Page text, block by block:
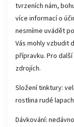
tvrzeních nám,
více informací o
nesmíme uvádět
Vás mohly vzbudit
přípravku. Pro
zdrojích.
Složení tinktury:
rostlina rudé
Dávkování: